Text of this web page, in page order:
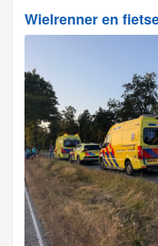
Wielrenner en